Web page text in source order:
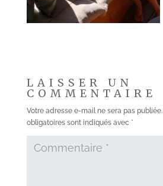
LAISSER UN
COMMENTAIRE
Votre adresse e-mail ne sera pas publiée.
obligatoires sont indiqués avec *